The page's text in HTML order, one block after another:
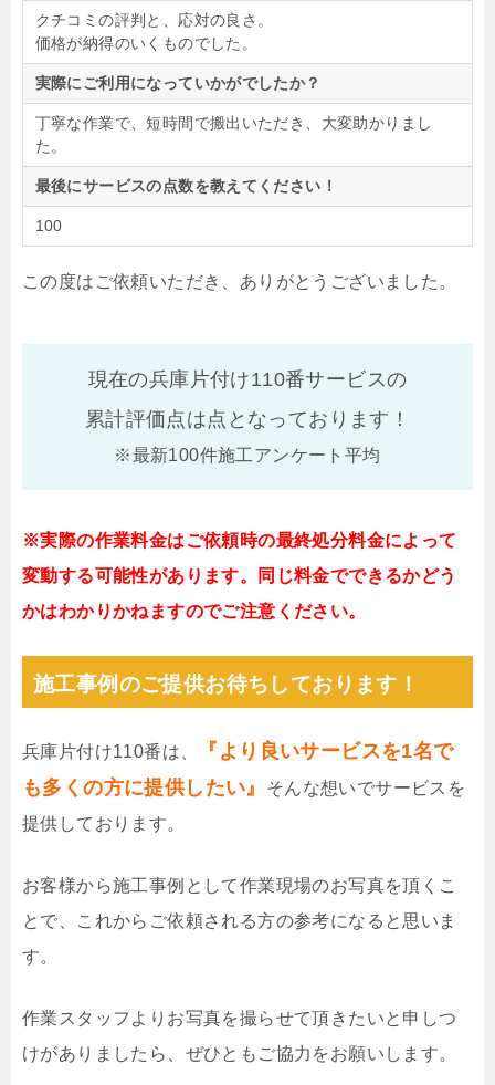
クチコミの評判と、応対の良さ。
価格が納得のいくものでした。
実際にご利用になっていかがでしたか？
丁寧な作業で、短時間で搬出いただき、大変助かりまし
た。
最後にサービスの点数を教えてください！
100
この度はご依頼いただき、ありがとうございました。
現在の兵庫片付け110番サービスの
累計評価点は点となっております！
※最新100件施工アンケート平均
※実際の作業料金はご依頼時の最終処分料金によって
変動する可能性があります。同じ料金でできるかどう
かはわかりかねますのでご注意ください。
施工事例のご提供お待ちしております！
兵庫片付け110番は、
『より良いサービスを1名で
も多くの方に提供したい』
そんな想いでサービスを
提供しております。
お客様から施工事例として作業現場のお写真を頂くこ
とで、これからご依頼される方の参考になると思いま
す。
作業スタッフよりお写真を撮らせて頂きたいと申しつ
けがありましたら、ぜひともご協力をお願いします。